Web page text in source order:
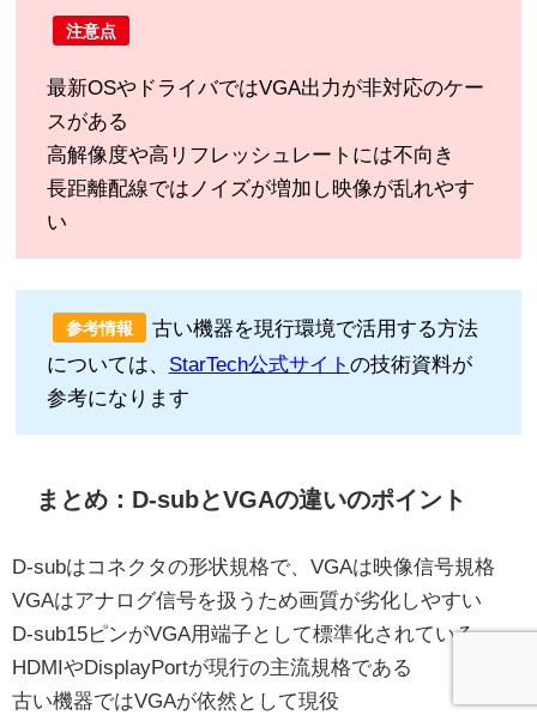
注意点
最新OSやドライバではVGA出力が非対応のケー
スがある
高解像度や高リフレッシュレートには不向き
長距離配線ではノイズが増加し映像が乱れやす
い
参考情報
古い機器を現行環境で活用する方法
については、 StarTech公式サイト の技術資料が
参考になります
まとめ：D-subとVGAの違いのポイント
D-subはコネクタの形状規格で、VGAは映像信号規格
VGAはアナログ信号を扱うため画質が劣化しやすい
D-sub15ピンがVGA用端子として標準化されている
HDMIやDisplayPortが現行の主流規格である
古い機器ではVGAが依然として現役